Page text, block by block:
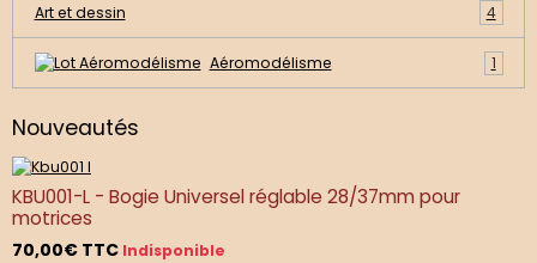
Art et dessin 4
Aéromodélisme 1
Nouveautés
KBU001-L - Bogie Universel réglable 28/37mm pour
motrices
70,00€ TTC Indisponible